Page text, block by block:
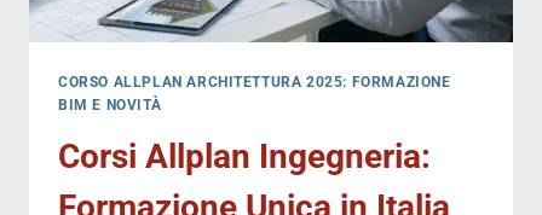
CORSO ALLPLAN ARCHITETTURA 2025: FORMAZIONE
BIM E NOVITÀ
Corsi Allplan Ingegneria:
Formazione Unica in Italia